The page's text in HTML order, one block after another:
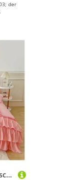
der
BDDCYWY Vierteilige Bettwäsche-Set Ruffle Queen Twin Gewaschene Mikrofaser-Bettwäsche Shabby Chic Bauernhaus Duvet Cover Kissen Shams Bett Vier Teile Set (Bianco-King 220x240 cm 3pcs